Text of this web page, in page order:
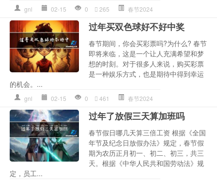
gnl 02-15 0 265 春节2024
过年买双色球好不好中奖
春节期间，你会买彩票吗?为什么? 春节
即将来临，这是一个让人充满希望和梦
想的时刻。对于很多人来说，购买彩票
是一种娱乐方式，也是期待中得到幸运
的机会。...
gnl 02-15 0 461 春节2024
过年了放假三天算加班吗
春节假日哪几天算三倍工资 根据《全国
年节及纪念日放假办法》规定，春节假
期为农历正月初一、初二、初三，共三
天。根据《中华人民共和国劳动法》规
定，员工...